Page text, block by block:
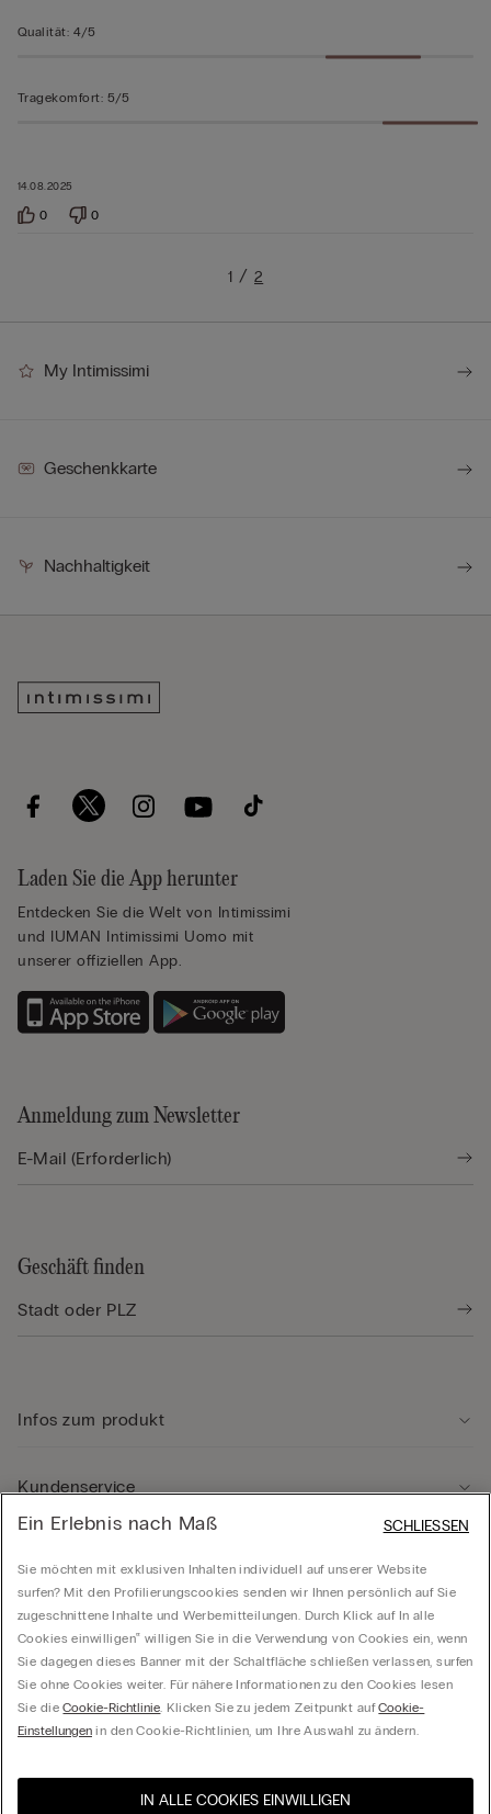
Wählen Sie die Größe
14.08.2025
Qualität: 4/5
Tragekomfort: 5/5
0 0
1 2
My Intimissimi
Geschenkkarte
Nachhaltigkeit
Laden Sie die App herunter
Entdecken Sie die Welt von Intimissimi
und IUMAN Intimissimi Uomo mit
unserer offiziellen App.
Anmeldung zum Newsletter
Geschäft finden
Infos zum produkt
Kundenservice
Unternehmen
Calzedonia Österreich GmbH - Handelskai 92/Rivergate 2, OG 5, Top BG, 1200 Wien -
Ein Erlebnis nach Maß
Sie möchten mit exklusiven Inhalten individuell auf unserer Website
surfen? Mit den Profilierungscookies senden wir Ihnen persönlich auf Sie
zugeschnittene Inhalte und Werbemitteilungen. Durch Klick auf In alle
Cookies einwilligen‟ willigen Sie in die Verwendung von Cookies ein, wenn
Sie dagegen dieses Banner mit der Schaltfläche schließen verlassen, surfen
Sie ohne Cookies weiter. Für nähere Informationen zu den Cookies lesen
Sie dieCookie-Richtlinie. Klicken Sie zu jedem Zeitpunkt aufCookie-
Einstellungen in den Cookie-Richtlinien, um Ihre Auswahl zu ändern.
IN ALLE COOKIES EINWILLIGEN
SCHLIESSEN